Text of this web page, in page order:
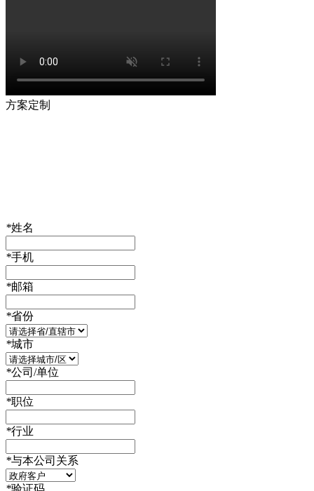
方案定制
*姓名
*手机
*邮箱
*省份
*城市
*公司/单位
*职位
*行业
*与本公司关系
*验证码